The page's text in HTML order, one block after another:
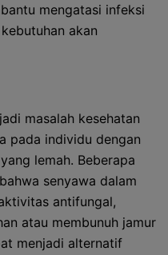
mengatasi infeksi
akan
masalah kesehatan
pada individu dengan
lemah. Beberapa
senyawa dalam
antifungal,
atau membunuh jamur
menjadi alternatif